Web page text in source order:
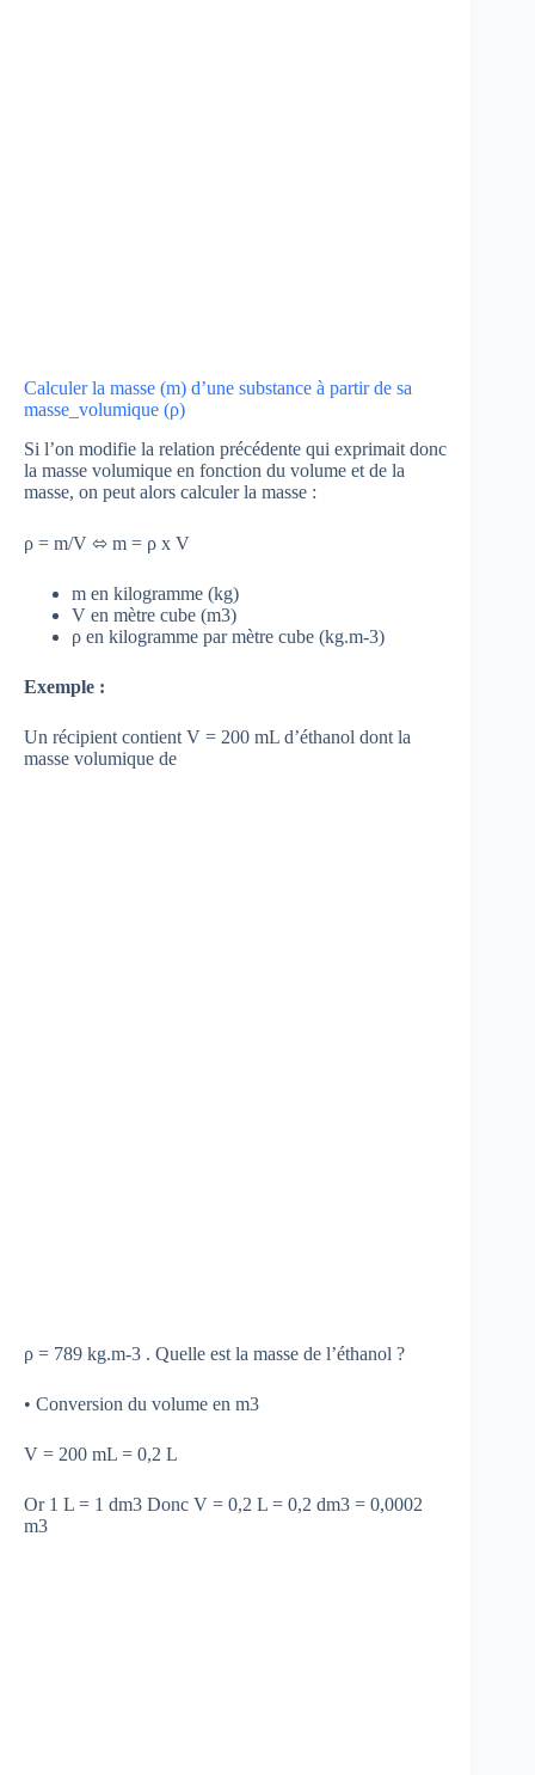
Calculer la masse (m) d’une substance à partir de sa
masse_volumique (ρ)
Si l’on modifie la relation précédente qui exprimait donc
la masse volumique en fonction du volume et de la
masse, on peut alors calculer la masse :
ρ = m/V ⬄ m = ρ x V
m en kilogramme (kg)
V en mètre cube (m3)
ρ en kilogramme par mètre cube (kg.m-3)
Exemple :
Un récipient contient V = 200 mL d’éthanol dont la
masse volumique de
ρ = 789 kg.m-3 . Quelle est la masse de l’éthanol ?
• Conversion du volume en m3
V = 200 mL = 0,2 L
Or 1 L = 1 dm3 Donc V = 0,2 L = 0,2 dm3 = 0,0002
m3